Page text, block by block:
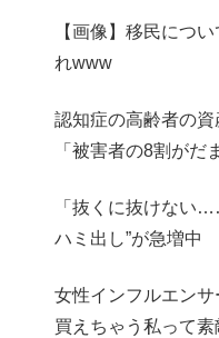
【画像】移民につ
れwww
認知症の高齢者の資
「被害者の8割がだ
「抜くに抜けない
ハミ出し”が急増中
女性インフルエン
買えちゃう私って